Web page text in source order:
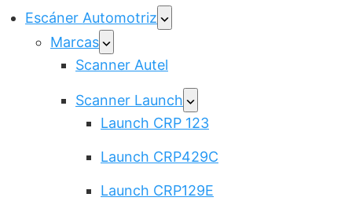
Escáner Automotriz
Marcas
Scanner Autel
Scanner Launch
Launch CRP 123
Launch CRP429C
Launch CRP129E